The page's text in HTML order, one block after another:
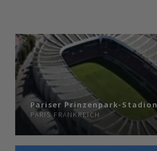
Pariser Prinzenpark-Stadion
PARIS FRANKREICH